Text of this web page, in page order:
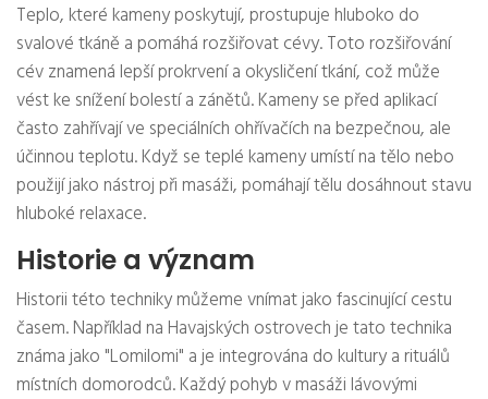
Teplo, které kameny poskytují, prostupuje hluboko do
svalové tkáně a pomáhá rozšiřovat cévy. Toto rozšiřování
cév znamená lepší prokrvení a okysličení tkání, což může
vést ke snížení bolestí a zánětů. Kameny se před aplikací
často zahřívají ve speciálních ohřívačích na bezpečnou, ale
účinnou teplotu. Když se teplé kameny umístí na tělo nebo
použijí jako nástroj při masáži, pomáhají tělu dosáhnout stavu
hluboké relaxace.
Historie a význam
Historii této techniky můžeme vnímat jako fascinující cestu
časem. Například na Havajských ostrovech je tato technika
známa jako "Lomilomi" a je integrována do kultury a rituálů
místních domorodců. Každý pohyb v masáži lávovými